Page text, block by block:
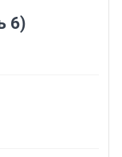
6)